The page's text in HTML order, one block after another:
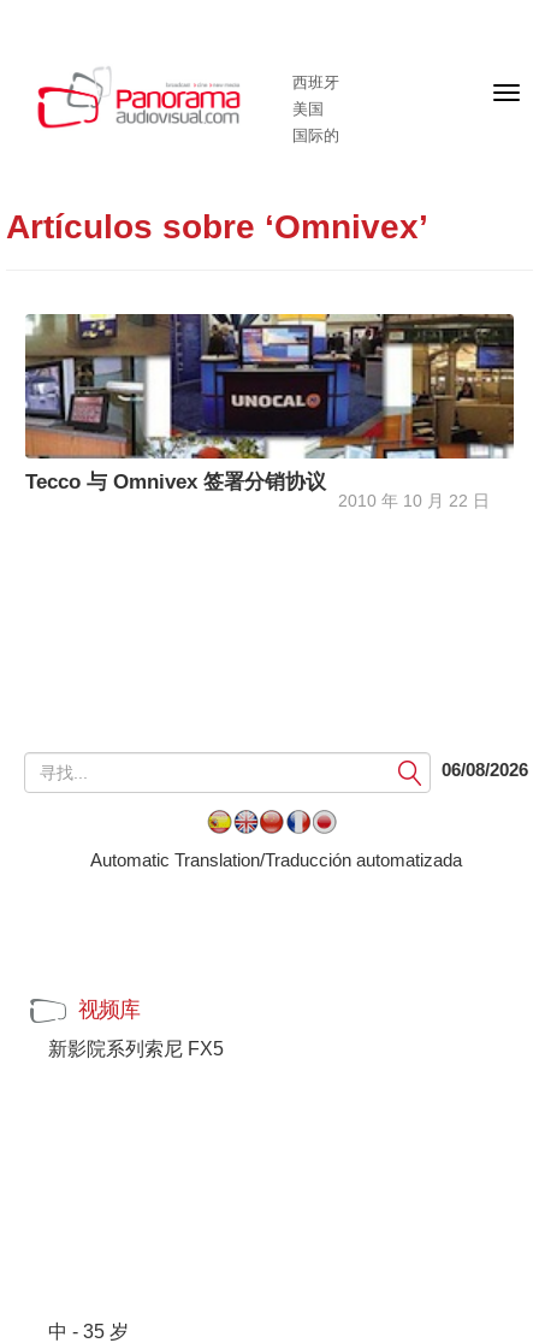
西班牙
美国
国际的
头
Artículos sobre ‘Omnivex’
Tecco 与 Omnivex 签署分销协议
2010 年 10 月 22 日
提
交
06/08/2026
Automatic Translation/Traducción automatizada
视频库
新影院系列索尼 FX5
中 - 35 岁